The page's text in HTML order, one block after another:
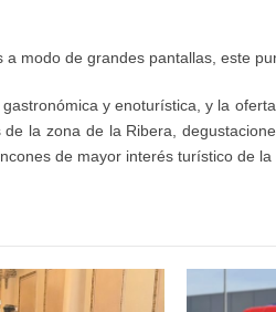
a modo de grandes pantallas, este
ómica y enoturística, y la
la zona de la Ribera,
de mayor interés turístico de la